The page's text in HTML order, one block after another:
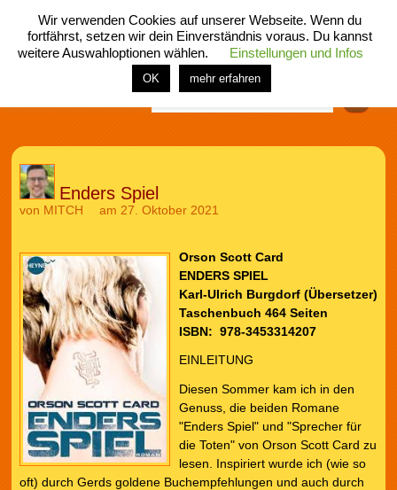
menü
home rubrik buch comic spiel fotos shop
Enders Spiel
von MITCH am 27. Oktober 2021
Orson Scott Card
ENDERS SPIEL
Karl-Ulrich Burgdorf (Übersetzer)
Taschenbuch 464 Seiten
ISBN: ‎ 978-3453314207
EINLEITUNG
Diesen Sommer kam ich in den
Genuss, die beiden Romane
"Enders Spiel" und "Sprecher für
die Toten" von Orson Scott Card zu
lesen. Inspiriert wurde ich (wie so
oft) durch Gerds goldene Buchempfehlungen und auch durch
Wir verwenden Cookies auf unserer Webseite. Wenn du
fortfährst, setzen wir dein Einverständnis voraus. Du kannst
weitere Auswahloptionen wählen.
Einstellungen und Infos
OK mehr erfahren